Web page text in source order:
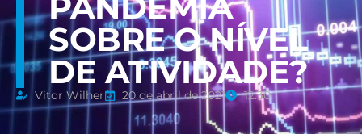
SOBRE O NÍVEL
DE ATIVIDADE?
Vitor Wilher 20 de abril de 2021 12:30